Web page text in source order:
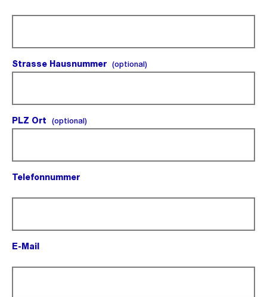
Strasse Hausnummer (optional)(optional).
PLZ Ort (optional)(optional).
Telefonnummer
E-Mail